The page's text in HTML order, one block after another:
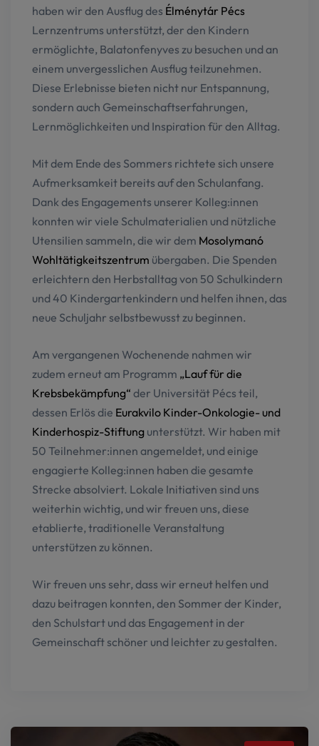
haben wir den Ausflug des Élménytár Pécs
Lernzentrums unterstützt, der den Kindern
ermöglichte, Balatonfenyves zu besuchen und an
einem unvergesslichen Ausflug teilzunehmen.
Diese Erlebnisse bieten nicht nur Entspannung,
sondern auch Gemeinschaftserfahrungen,
Lernmöglichkeiten und Inspiration für den Alltag.
Mit dem Ende des Sommers richtete sich unsere
Aufmerksamkeit bereits auf den Schulanfang.
Dank des Engagements unserer Kolleg:innen
konnten wir viele Schulmaterialien und nützliche
Utensilien sammeln, die wir dem Mosolymanó
Wohltätigkeitszentrum übergaben. Die Spenden
erleichtern den Herbstalltag von 50 Schulkindern
und 40 Kindergartenkindern und helfen ihnen, das
neue Schuljahr selbstbewusst zu beginnen.
Am vergangenen Wochenende nahmen wir
zudem erneut am Programm „Lauf für die
Krebsbekämpfung“ der Universität Pécs teil,
dessen Erlös die Eurakvilo Kinder-Onkologie- und
Kinderhospiz-Stiftung unterstützt. Wir haben mit
50 Teilnehmer:innen angemeldet, und einige
engagierte Kolleg:innen haben die gesamte
Strecke absolviert. Lokale Initiativen sind uns
weiterhin wichtig, und wir freuen uns, diese
etablierte, traditionelle Veranstaltung
unterstützen zu können.
Wir freuen uns sehr, dass wir erneut helfen und
dazu beitragen konnten, den Sommer der Kinder,
den Schulstart und das Engagement in der
Gemeinschaft schöner und leichter zu gestalten.